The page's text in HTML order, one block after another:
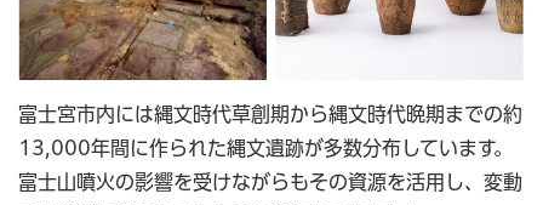
富士宮市内には縄文時代草創期から縄文時代晩期までの約
13,000年間に作られた縄文遺跡が多数分布しています。
富士山噴火の影響を受けながらもその資源を活用し、変動